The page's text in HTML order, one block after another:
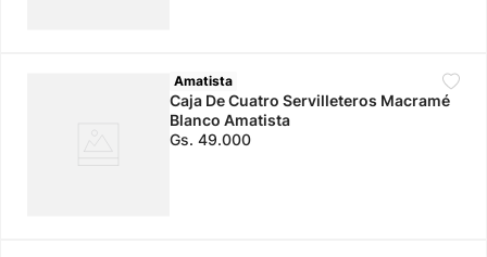
Amatista
Caja De Cuatro Servilleteros Macramé
Blanco Amatista
Gs. 49.000